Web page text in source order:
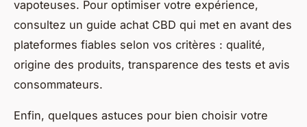
vapoteuses. Pour optimiser votre expérience,
consultez un guide achat CBD qui met en avant des
plateformes fiables selon vos critères : qualité,
origine des produits, transparence des tests et avis
consommateurs.
Enfin, quelques astuces pour bien choisir votre